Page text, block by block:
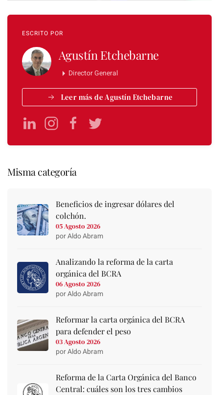
ESCRITO POR
Agustín Etchebarne
Director General
Leer más de Agustín Etchebarne
Misma categoría
Beneficios de ingresar dólares del
colchón.
05 Agosto 2026
por Aldo Abram
Analizando la reforma de la carta
orgánica del BCRA
06 Agosto 2026
por Aldo Abram
Reformar la carta orgánica del BCRA
para defender el peso
03 Agosto 2026
por Aldo Abram
Reforma de la Carta Orgánica del Banco
Central: cuáles son los tres cambios